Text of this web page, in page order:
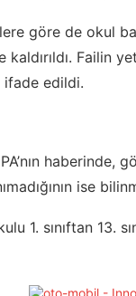
göre de okul
kaldırıldı. Failin
ifade edildi.
haberinde,
ise
1. sınıftan 13.